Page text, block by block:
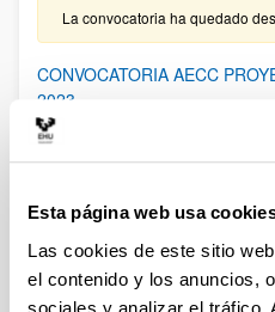
Esta página web usa
Las cookies de este sitio
el contenido y los anuncios,
sociales y analizar el tráfico.
La convocatoria ha quedado
CONVOCATORIA AECC
2023
15/12/2022 a las 15:00
CONVOCATORIA LAB AECC
El plazo para la presentación
26/01/2023 a las 15:00